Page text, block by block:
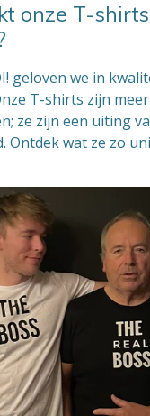
onze T-
geloven we in
T-shirts zijn
ze zijn een uiting
Ontdek wat ze zo